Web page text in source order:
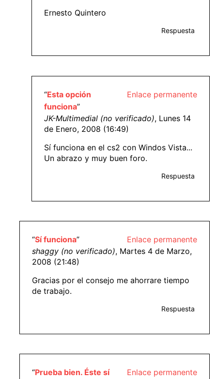
Ernesto Quintero
Respuesta
Enlace permanente
“Esta opción
funciona”
JK-Multimedial (no verificado), Lunes 14
de Enero, 2008 (16:49)
Sí funciona en el cs2 con Windos Vista...
Un abrazo y muy buen foro.
Respuesta
Enlace permanente
“Sí funciona”
shaggy (no verificado), Martes 4 de Marzo,
2008 (21:48)
Gracias por el consejo me ahorrare tiempo
de trabajo.
Respuesta
Enlace permanente
“Prueba bien. Éste sí